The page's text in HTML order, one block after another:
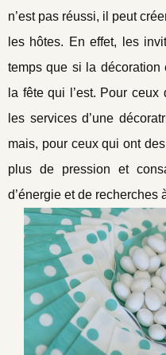
n’est pas réussi, il peut
les hôtes. En effet, les
temps que si la décoration
la fête qui l’est. Pour
les services d’une
mais, pour ceux qui ont
plus de pression et
d’énergie et de recherches